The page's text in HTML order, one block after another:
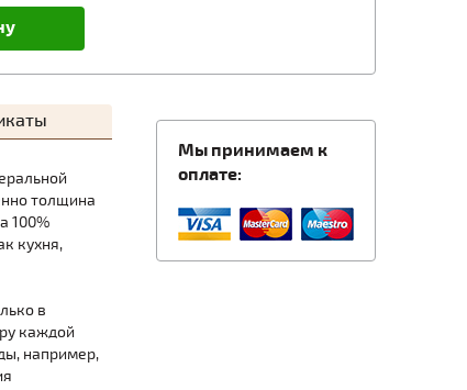
толщина
100%
кухня,
в
каждой
например,
Мы принимаем к
оплате: